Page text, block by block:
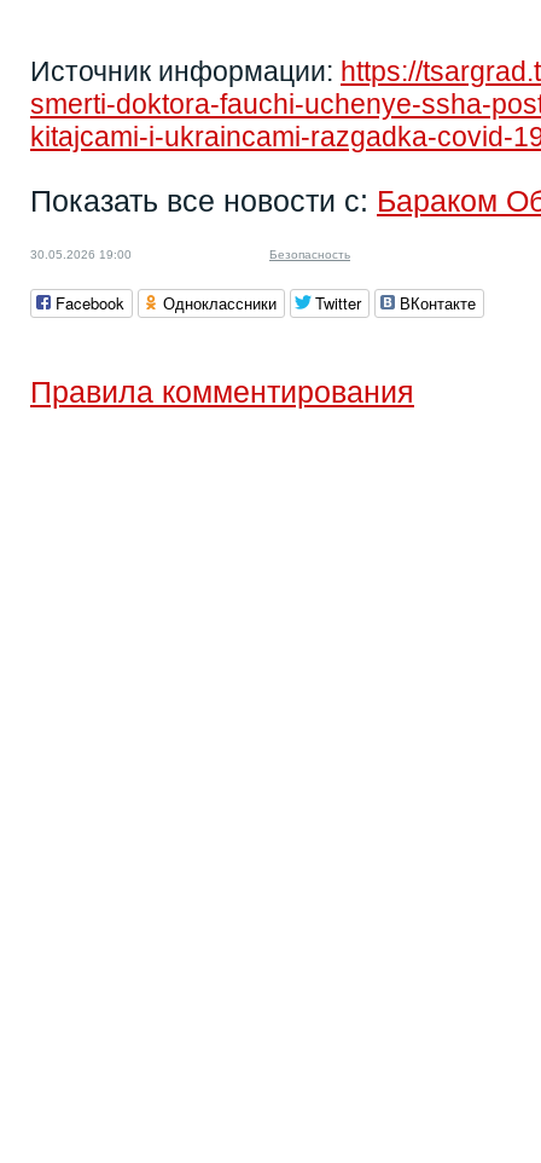
Источник информации: https://
smerti-doktora-fauchi-uchenye-ssha-
kitajcami-i-ukraincami-razgadka-covid-
Показать все новости с: Бараком
30.05.2026 19:00 Безопасность
Facebook Одноклассники Twitter ВКонтакте
Правила комментирования